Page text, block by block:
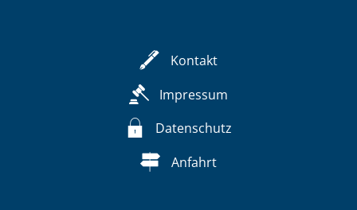
Kontakt
Impressum
Datenschutz
Anfahrt